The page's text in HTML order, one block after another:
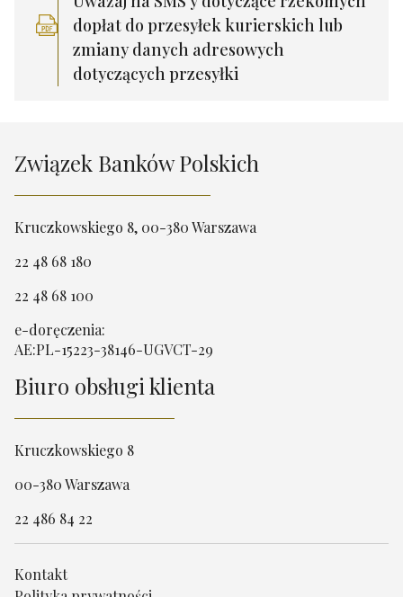
dopłat do przesyłek kurierskich lub
zmiany danych adresowych
dotyczących przesyłki
Związek Banków Polskich
Kruczkowskiego 8, 00-380 Warszawa
22 48 68 180
22 48 68 100
e-doręczenia:
AE:PL-15223-38146-UGVCT-29
Biuro obsługi klienta
Kruczkowskiego 8
00-380 Warszawa
22 486 84 22
Kontakt